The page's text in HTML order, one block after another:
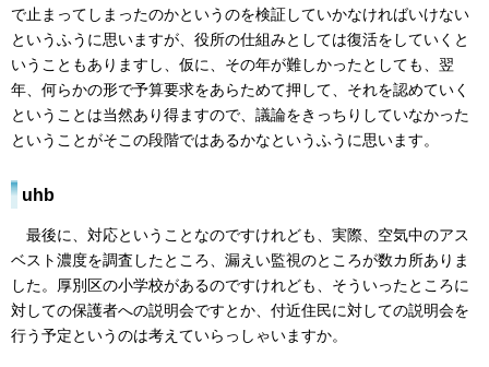
で止まってしまったのかというのを検証していかなければいけない
というふうに思いますが、役所の仕組みとしては復活をしていくと
いうこともありますし、仮に、その年が難しかったとしても、翌
年、何らかの形で予算要求をあらためて押して、それを認めていく
ということは当然あり得ますので、議論をきっちりしていなかった
ということがそこの段階ではあるかなというふうに思います。
uhb
最後に、対応ということなのですけれども、実際、空気中のアス
ベスト濃度を調査したところ、漏えい監視のところが数カ所ありま
した。厚別区の小学校があるのですけれども、そういったところに
対しての保護者への説明会ですとか、付近住民に対しての説明会を
行う予定というのは考えていらっしゃいますか。